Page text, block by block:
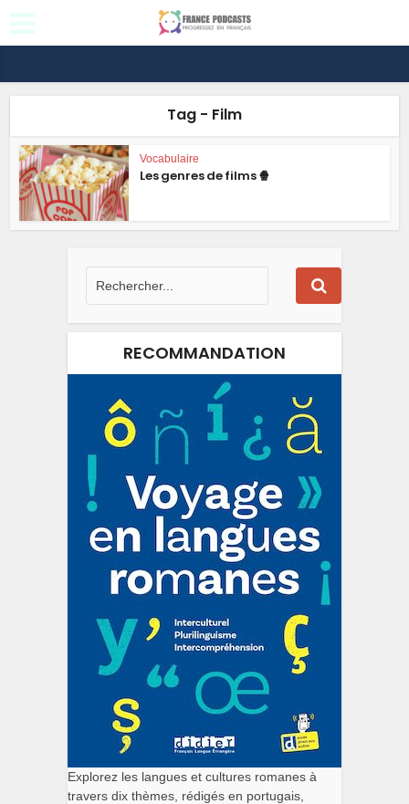
Tag - Film
Vocabulaire
Les genres de films 🍿
RECOMMANDATION
Explorez les langues et cultures romanes à
travers dix thèmes, rédigés en portugais,